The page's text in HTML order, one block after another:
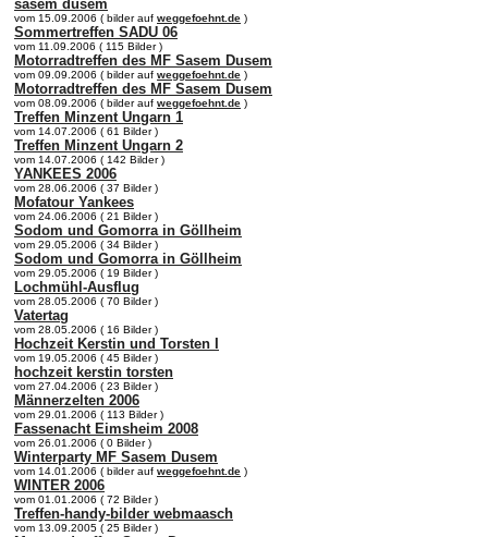
sasem dusem
vom 15.09.2006 ( bilder auf weggefoehnt.de )
Sommertreffen SADU 06
vom 11.09.2006 ( 115 Bilder )
Motorradtreffen des MF Sasem Dusem
vom 09.09.2006 ( bilder auf weggefoehnt.de )
Motorradtreffen des MF Sasem Dusem
vom 08.09.2006 ( bilder auf weggefoehnt.de )
Treffen Minzent Ungarn 1
vom 14.07.2006 ( 61 Bilder )
Treffen Minzent Ungarn 2
vom 14.07.2006 ( 142 Bilder )
YANKEES 2006
vom 28.06.2006 ( 37 Bilder )
Mofatour Yankees
vom 24.06.2006 ( 21 Bilder )
Sodom und Gomorra in Göllheim
vom 29.05.2006 ( 34 Bilder )
Sodom und Gomorra in Göllheim
vom 29.05.2006 ( 19 Bilder )
Lochmühl-Ausflug
vom 28.05.2006 ( 70 Bilder )
Vatertag
vom 28.05.2006 ( 16 Bilder )
Hochzeit Kerstin und Torsten I
vom 19.05.2006 ( 45 Bilder )
hochzeit kerstin torsten
vom 27.04.2006 ( 23 Bilder )
Männerzelten 2006
vom 29.01.2006 ( 113 Bilder )
Fassenacht Eimsheim 2008
vom 26.01.2006 ( 0 Bilder )
Winterparty MF Sasem Dusem
vom 14.01.2006 ( bilder auf weggefoehnt.de )
WINTER 2006
vom 01.01.2006 ( 72 Bilder )
Treffen-handy-bilder webmaasch
vom 13.09.2005 ( 25 Bilder )